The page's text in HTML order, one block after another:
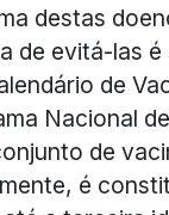
destas
de evitá-las é
de
Nacional
de
é